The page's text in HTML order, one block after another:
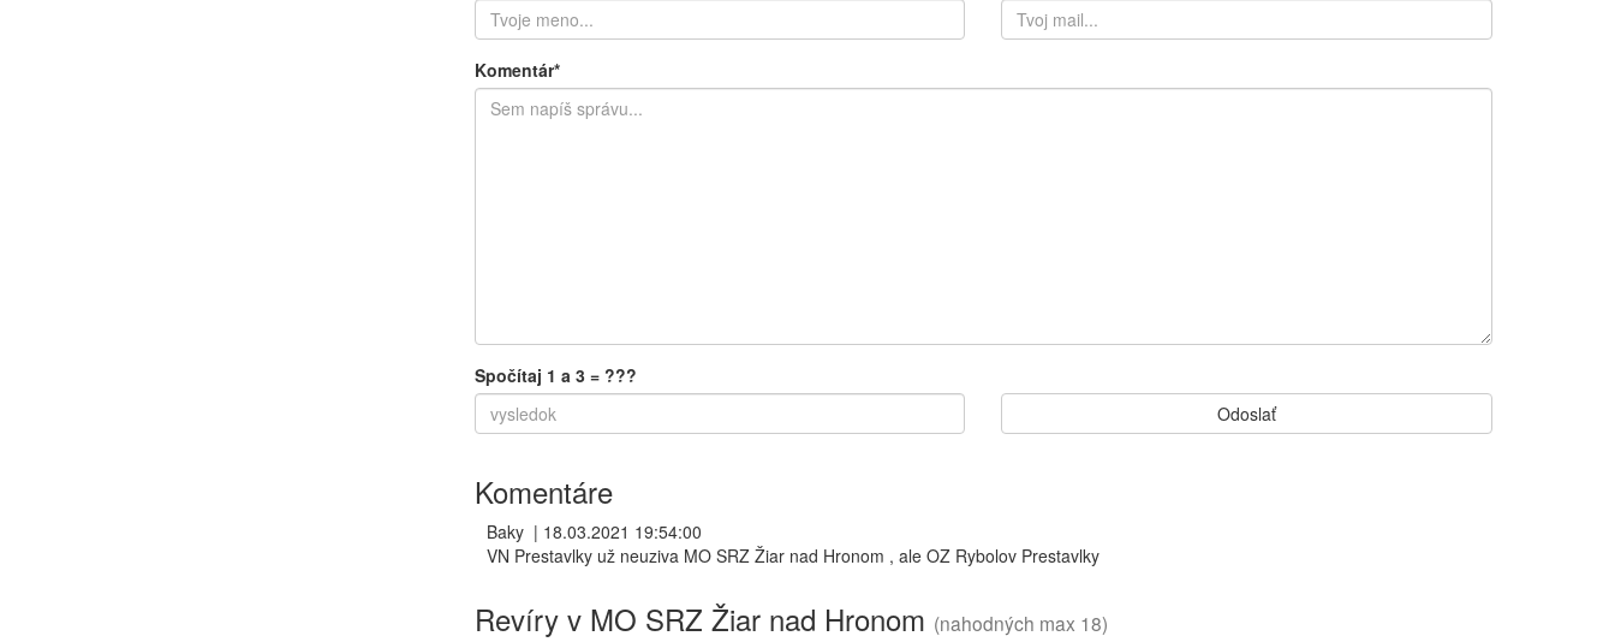
Komentár*
Spočítaj 1 a 3 = ???
Komentáre
Baky | 18.03.2021 19:54:00
VN Prestavlky už neuziva MO SRZ Žiar nad Hronom , ale OZ Rybolov Prestavlky
Revíry v MO SRZ Žiar nad Hronom (nahodných max 18)